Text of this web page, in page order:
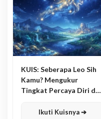
KUIS: Seberapa Leo Sih
Kamu? Mengukur
Tingkat Percaya Diri dan
Ikuti Kuisnya ➔